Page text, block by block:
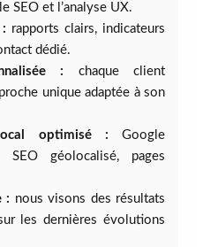
SEO et l’analyse UX.
rapports clairs, indicateurs
dédié.
: chaque client
unique adaptée à son
local optimisé : Google
SEO géolocalisé, pages
: nous visons des résultats
les dernières évolutions